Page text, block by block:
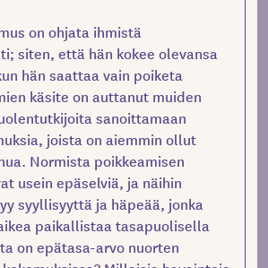
on ohjata ihmistä
siten, että hän kokee olevansa
hän saattaa vain poiketa
käsite on auttanut muiden
sanoittamaan
joista on aiemmin ollut
Normista poikkeamisen
usein epäselviä, ja näihin
syyllisyyttä ja häpeää, jonka
paikallistaa tasapuolisella
on epätasa-arvo nuorten